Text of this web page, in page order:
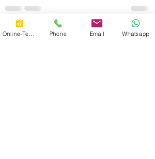
Aktuelle Beiträge Alle ansehen
Phone Email Whatsapp